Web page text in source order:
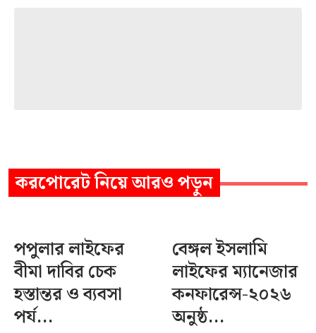
করপোরেটনিয়ে আরও পড়ুন
পপুলার লাইফের
বীমা দাবির চেক
হস্তান্তর ও ব্যবসা
পর্য...
বেঙ্গল ইসলামি
লাইফের ম্যানেজার
কনফারেন্স-২০২৬
অনুষ্ঠ...